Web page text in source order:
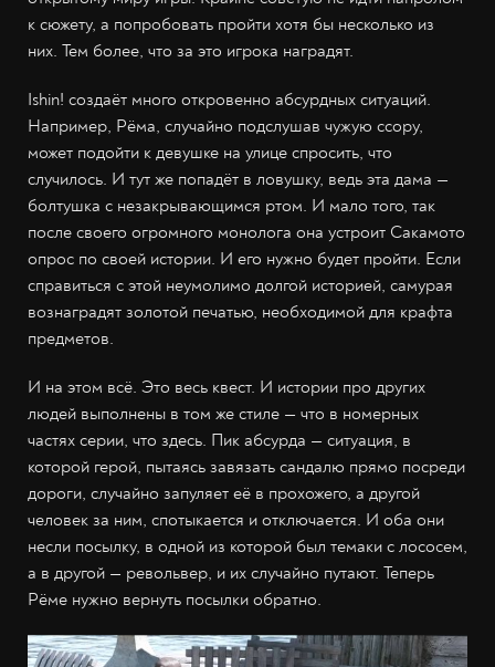
к сюжету, а попробовать пройти хотя бы несколько из
них. Тем более, что за это игрока наградят.
Ishin! создаёт много откровенно абсурдных ситуаций.
Например, Рёма, случайно подслушав чужую ссору,
может подойти к девушке на улице спросить, что
случилось. И тут же попадёт в ловушку, ведь эта дама —
болтушка с незакрывающимся ртом. И мало того, так
после своего огромного монолога она устроит Сакамото
опрос по своей истории. И его нужно будет пройти. Если
справиться с этой неумолимо долгой историей, самурая
вознаградят золотой печатью, необходимой для крафта
предметов.
И на этом всё. Это весь квест. И истории про других
людей выполнены в том же стиле — что в номерных
частях серии, что здесь. Пик абсурда — ситуация, в
которой герой, пытаясь завязать сандалю прямо посреди
дороги, случайно запуляет её в прохожего, а другой
человек за ним, спотыкается и отключается. И оба они
несли посылку, в одной из которой был темаки с лососем,
а в другой — револьвер, и их случайно путают. Теперь
Рёме нужно вернуть посылки обратно.